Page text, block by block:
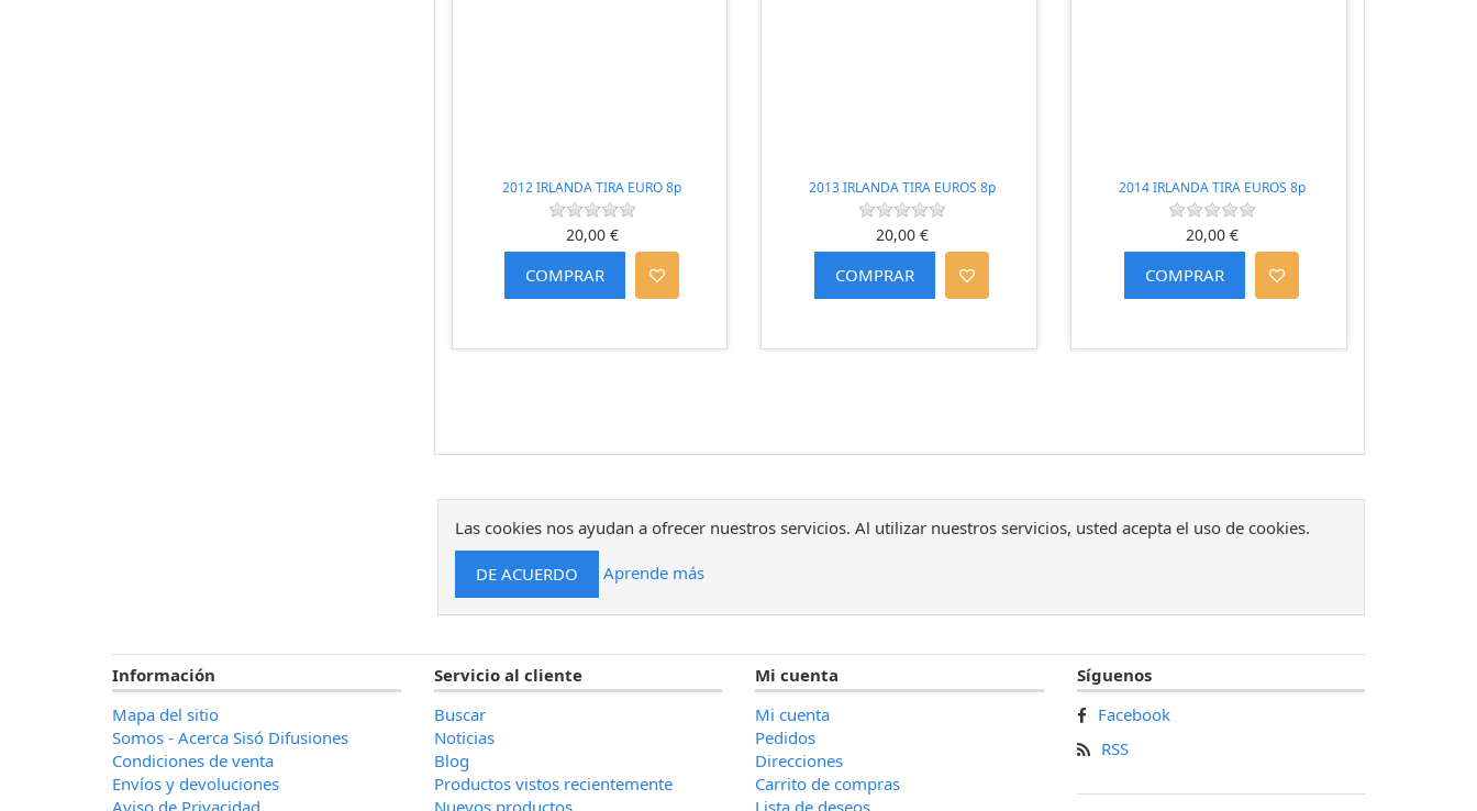
2012 IRLANDA TIRA EURO 8p
20,00 €
2013 IRLANDA TIRA EUROS 8p
20,00 €
2014 IRLANDA TIRA EUROS 8p
20,00 €
Las cookies nos ayudan a ofrecer nuestros servicios. Al utilizar nuestros servicios, usted acepta el uso de cookies.
Aprende más
Información
Mapa del sitio
Somos - Acerca Sisó Difusiones
Condiciones de venta
Envíos y devoluciones
Aviso de Privacidad
Servicio al cliente
Buscar
Noticias
Blog
Productos vistos recientemente
Nuevos productos
Mi cuenta
Mi cuenta
Pedidos
Direcciones
Carrito de compras
Lista de deseos
Síguenos
Facebook
RSS